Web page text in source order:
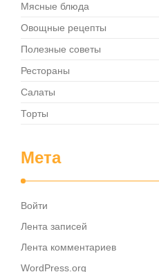
Мясные блюда
Овощные рецепты
Полезные советы
Рестораны
Салаты
Торты
Мета
Войти
Лента записей
Лента комментариев
WordPress.org